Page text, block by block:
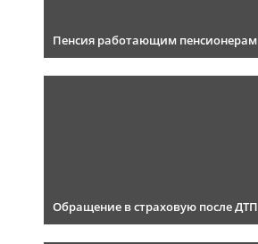
Пенсия работающим пенсионерам
Обращение в страховую после ДТП